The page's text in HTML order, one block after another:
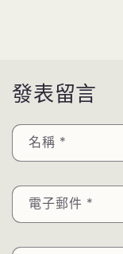
發表留言
名稱 *
電子郵件 *